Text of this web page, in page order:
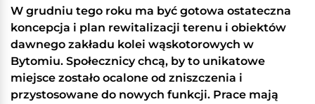
W grudniu tego roku ma być gotowa ostateczna
koncepcja i plan rewitalizacji terenu i obiektów
dawnego zakładu kolei wąskotorowych w
Bytomiu. Społecznicy chcą, by to unikatowe
miejsce zostało ocalone od zniszczenia i
przystosowane do nowych funkcji. Prace mają